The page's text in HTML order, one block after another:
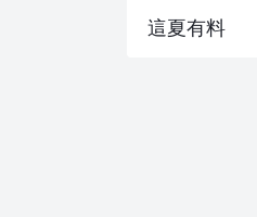
這夏有料